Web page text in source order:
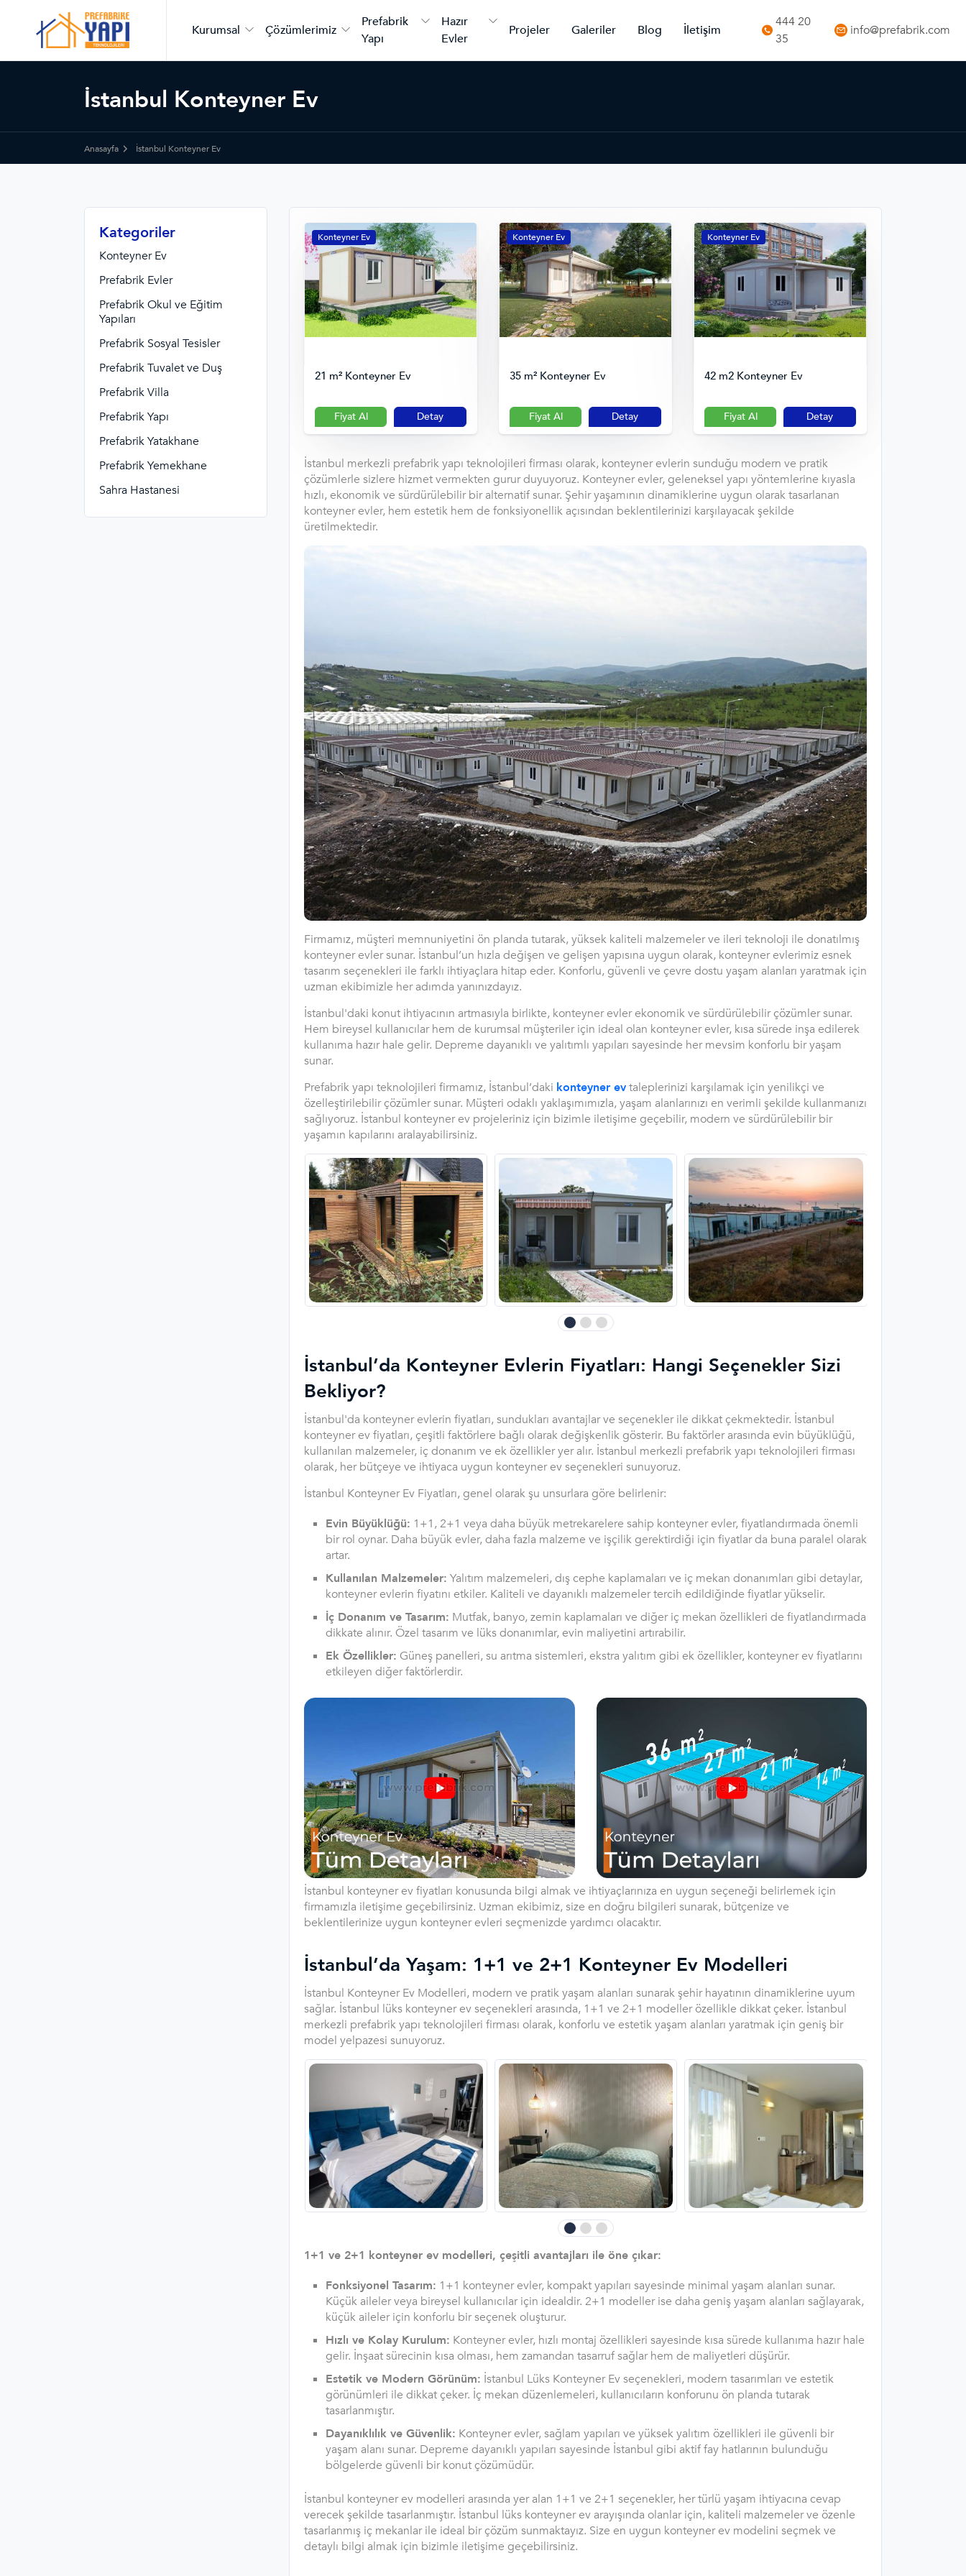
Kurumsal Çözümlerimiz
Prefabrik
Yapı
Hazır
Evler
Projeler Galeriler Blog İletişim
444 20
35
info@prefabrik.com
İstanbul Konteyner Ev
Anasayfa İstanbul Konteyner Ev
Kategoriler
Konteyner Ev
Prefabrik Evler
Prefabrik Okul ve Eğitim
Yapıları
Prefabrik Sosyal Tesisler
Prefabrik Tuvalet ve Duş
Prefabrik Villa
Prefabrik Yapı
Prefabrik Yatakhane
Prefabrik Yemekhane
Sahra Hastanesi
Konteyner Ev
21 m² Konteyner Ev
Fiyat Al Detay
Konteyner Ev
35 m² Konteyner Ev
Fiyat Al Detay
Konteyner Ev
42 m2 Konteyner Ev
Fiyat Al Detay
İstanbul merkezli prefabrik yapı teknolojileri firması olarak, konteyner evlerin sunduğu modern ve pratik
çözümlerle sizlere hizmet vermekten gurur duyuyoruz. Konteyner evler, geleneksel yapı yöntemlerine kıyasla
hızlı, ekonomik ve sürdürülebilir bir alternatif sunar. Şehir yaşamının dinamiklerine uygun olarak tasarlanan
konteyner evler, hem estetik hem de fonksiyonellik açısından beklentilerinizi karşılayacak şekilde
üretilmektedir.
Firmamız, müşteri memnuniyetini ön planda tutarak, yüksek kaliteli malzemeler ve ileri teknoloji ile donatılmış
konteyner evler sunar. İstanbul’un hızla değişen ve gelişen yapısına uygun olarak, konteyner evlerimiz esnek
tasarım seçenekleri ile farklı ihtiyaçlara hitap eder. Konforlu, güvenli ve çevre dostu yaşam alanları yaratmak için
uzman ekibimizle her adımda yanınızdayız.
İstanbul'daki konut ihtiyacının artmasıyla birlikte, konteyner evler ekonomik ve sürdürülebilir çözümler sunar.
Hem bireysel kullanıcılar hem de kurumsal müşteriler için ideal olan konteyner evler, kısa sürede inşa edilerek
kullanıma hazır hale gelir. Depreme dayanıklı ve yalıtımlı yapıları sayesinde her mevsim konforlu bir yaşam
sunar.
Prefabrik yapı teknolojileri firmamız, İstanbul’daki konteyner evtaleplerinizi karşılamak için yenilikçi ve
özelleştirilebilir çözümler sunar. Müşteri odaklı yaklaşımımızla, yaşam alanlarınızı en verimli şekilde kullanmanızı
sağlıyoruz. İstanbul konteyner ev projeleriniz için bizimle iletişime geçebilir, modern ve sürdürülebilir bir
yaşamın kapılarını aralayabilirsiniz.
İstanbul’da Konteyner Evlerin Fiyatları: Hangi Seçenekler Sizi
Bekliyor?
İstanbul'da konteyner evlerin fiyatları, sundukları avantajlar ve seçenekler ile dikkat çekmektedir. İstanbul
konteyner ev fiyatları, çeşitli faktörlere bağlı olarak değişkenlik gösterir. Bu faktörler arasında evin büyüklüğü,
kullanılan malzemeler, iç donanım ve ek özellikler yer alır. İstanbul merkezli prefabrik yapı teknolojileri firması
olarak, her bütçeye ve ihtiyaca uygun konteyner ev seçenekleri sunuyoruz.
İstanbul Konteyner Ev Fiyatları, genel olarak şu unsurlara göre belirlenir:
Evin Büyüklüğü: 1+1, 2+1 veya daha büyük metrekarelere sahip konteyner evler, fiyatlandırmada önemli
bir rol oynar. Daha büyük evler, daha fazla malzeme ve işçilik gerektirdiği için fiyatlar da buna paralel olarak
artar.
Kullanılan Malzemeler: Yalıtım malzemeleri, dış cephe kaplamaları ve iç mekan donanımları gibi detaylar,
konteyner evlerin fiyatını etkiler. Kaliteli ve dayanıklı malzemeler tercih edildiğinde fiyatlar yükselir.
İç Donanım ve Tasarım: Mutfak, banyo, zemin kaplamaları ve diğer iç mekan özellikleri de fiyatlandırmada
dikkate alınır. Özel tasarım ve lüks donanımlar, evin maliyetini artırabilir.
Ek Özellikler: Güneş panelleri, su arıtma sistemleri, ekstra yalıtım gibi ek özellikler, konteyner ev fiyatlarını
etkileyen diğer faktörlerdir.
İstanbul konteyner ev fiyatları konusunda bilgi almak ve ihtiyaçlarınıza en uygun seçeneği belirlemek için
firmamızla iletişime geçebilirsiniz. Uzman ekibimiz, size en doğru bilgileri sunarak, bütçenize ve
beklentilerinize uygun konteyner evleri seçmenizde yardımcı olacaktır.
İstanbul’da Yaşam: 1+1 ve 2+1 Konteyner Ev Modelleri
İstanbul Konteyner Ev Modelleri, modern ve pratik yaşam alanları sunarak şehir hayatının dinamiklerine uyum
sağlar. İstanbul lüks konteyner ev seçenekleri arasında, 1+1 ve 2+1 modeller özellikle dikkat çeker. İstanbul
merkezli prefabrik yapı teknolojileri firması olarak, konforlu ve estetik yaşam alanları yaratmak için geniş bir
model yelpazesi sunuyoruz.
1+1 ve 2+1 konteyner ev modelleri, çeşitli avantajları ile öne çıkar:
Fonksiyonel Tasarım: 1+1 konteyner evler, kompakt yapıları sayesinde minimal yaşam alanları sunar.
Küçük aileler veya bireysel kullanıcılar için idealdir. 2+1 modeller ise daha geniş yaşam alanları sağlayarak,
küçük aileler için konforlu bir seçenek oluşturur.
Hızlı ve Kolay Kurulum: Konteyner evler, hızlı montaj özellikleri sayesinde kısa sürede kullanıma hazır hale
gelir. İnşaat sürecinin kısa olması, hem zamandan tasarruf sağlar hem de maliyetleri düşürür.
Estetik ve Modern Görünüm: İstanbul Lüks Konteyner Ev seçenekleri, modern tasarımları ve estetik
görünümleri ile dikkat çeker. İç mekan düzenlemeleri, kullanıcıların konforunu ön planda tutarak
tasarlanmıştır.
Dayanıklılık ve Güvenlik: Konteyner evler, sağlam yapıları ve yüksek yalıtım özellikleri ile güvenli bir
yaşam alanı sunar. Depreme dayanıklı yapıları sayesinde İstanbul gibi aktif fay hatlarının bulunduğu
bölgelerde güvenli bir konut çözümüdür.
İstanbul konteyner ev modelleri arasında yer alan 1+1 ve 2+1 seçenekler, her türlü yaşam ihtiyacına cevap
verecek şekilde tasarlanmıştır. İstanbul lüks konteyner ev arayışında olanlar için, kaliteli malzemeler ve özenle
tasarlanmış iç mekanlar ile ideal bir çözüm sunmaktayız. Size en uygun konteyner ev modelini seçmek ve
detaylı bilgi almak için bizimle iletişime geçebilirsiniz.